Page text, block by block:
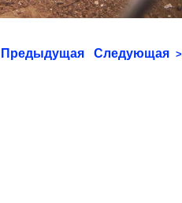
Предыдущая Следующая >